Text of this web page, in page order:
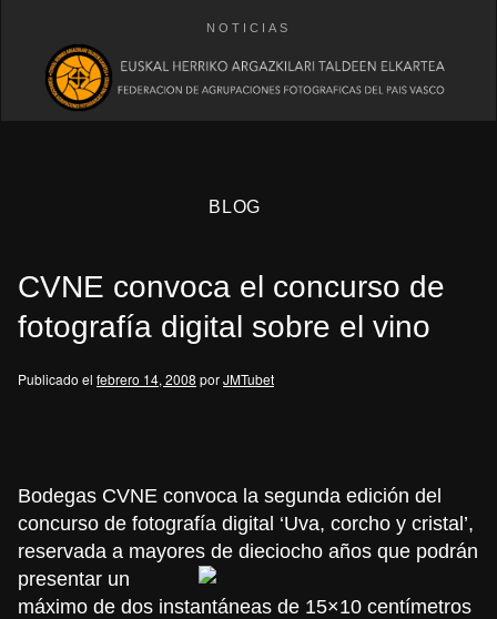
NOTICIAS
BLOG
CVNE convoca el concurso de
fotografía digital sobre el vino
Publicado el febrero 14, 2008 porJMTubet
Bodegas CVNE convoca la segunda edición del
concurso de fotografía digital ‘Uva, corcho y cristal’,
reservada a mayores de dieciocho años que podrán
presentar un
máximo de dos instantáneas de 15×10 centímetros